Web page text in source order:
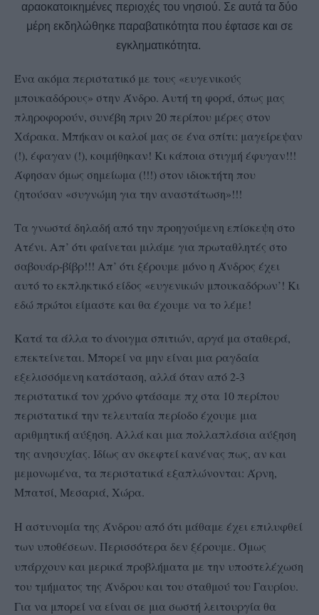
αραοκατοικημένες περιοχές του νησιού. Σε αυτά τα δύο
μέρη εκδηλώθηκε παραβατικότητα που έφτασε και σε
εγκληματικότητα.
Ένα ακόμα περιστατικό με τους «ευγενικούς
μπουκαδόρους» στην Άνδρο. Αυτή τη φορά, όπως μας
πληροφορούν, συνέβη πριν 20 περίπου μέρες στον
Χάρακα. Μπήκαν οι καλοί μας σε ένα σπίτι: μαγείρεψαν
(!), έφαγαν (!), κοιμήθηκαν! Κι κάποια στιγμή έφυγαν!!!
Άφησαν όμως σημείωμα (!!!) στον ιδιοκτήτη που
ζητούσαν «συγνώμη για την αναστάτωση»!!!
Τα γνωστά δηλαδή από την προηγούμενη επίσκεψη στο
Ατένι. Απ’ ότι φαίνεται μιλάμε για πρωταθλητές στο
σαβουάρ-βίβρ!!! Απ’ ότι ξέρουμε μόνο η Άνδρος έχει
αυτό το εκπληκτικό είδος «ευγενικών μπουκαδόρων’! Κι
εδώ πρώτοι είμαστε και θα έχουμε να το λέμε!
Κατά τα άλλα το άνοιγμα σπιτιών, αργά μα σταθερά,
επεκτείνεται. Μπορεί να μην είναι μια ραγδαία
εξελισσόμενη κατάσταση, αλλά όταν από 2-3
περιστατικά τον χρόνο φτάσαμε πχ στα 10 περίπου
περιστατικά την τελευταία περίοδο έχουμε μια
αριθμητική αύξηση. Αλλά και μια πολλαπλάσια αύξηση
της ανησυχίας. Ιδίως αν σκεφτεί κανένας πως, αν και
μεμονωμένα, τα περιστατικά εξαπλώνονται: Άρνη,
Μπατσί, Μεσαριά, Χώρα.
Η αστυνομία της Άνδρου από ότι μάθαμε έχει επιλυφθεί
των υποθέσεων. Περισσότερα δεν ξέρουμε. Όμως
υπάρχουν και μερικά προβλήματα με την υποστελέχωση
του τμήματος της Άνδρου και του σταθμού του Γαυρίου.
Για να μπορεί να είναι σε μια σωστή λειτουργία θα